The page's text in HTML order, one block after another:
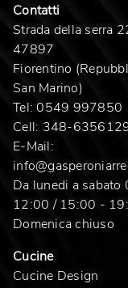
Contatti
Strada della serra
47897
Fiorentino
San Marino)
Tel: 0549 997850
Cell: 348-
E-Mail:
Da lunedi a sabato
12:00 / 15:00 -
Domenica chiuso
Cucine
Cucine Design